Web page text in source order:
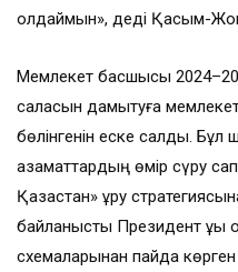
қолдаймын», деді Қасым-
Мемлекет басшысы
саласын дамытуға
бөлінгенін еске салды.
азаматтардың өмір сүру
Қазақстан» құру
байланысты Президент құқық
схемаларынан пайда көрген